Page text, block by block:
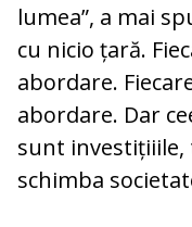
lumea”, a mai
cu nicio țară.
abordare.
abordare. Dar
sunt investițiiile,
schimba